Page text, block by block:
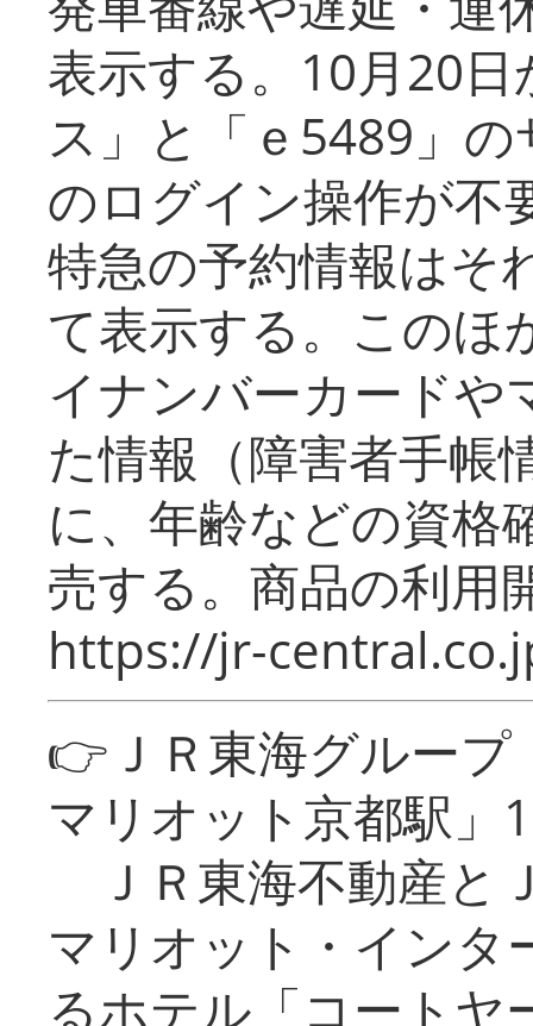
表示する。10月20
ス」と「ｅ5489」
のログイン操作が不
特急の予約情報はそ
て表示する。このほ
イナンバーカードや
た情報（障害者手帳
に、年齢などの資格
売する。商品の利用
https://jr-
👉ＪＲ東海グルー
マリオット京都駅」
ＪＲ東海不動産と
マリオット・インタ
るホテル「コートヤ